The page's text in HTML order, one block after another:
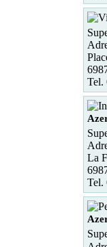
Tel.
La
Tel.